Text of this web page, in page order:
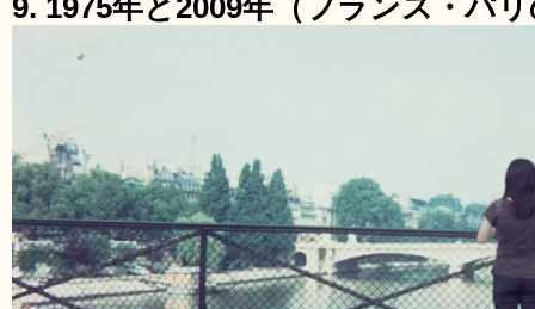
9. 1975年と2009年（フランス・パ